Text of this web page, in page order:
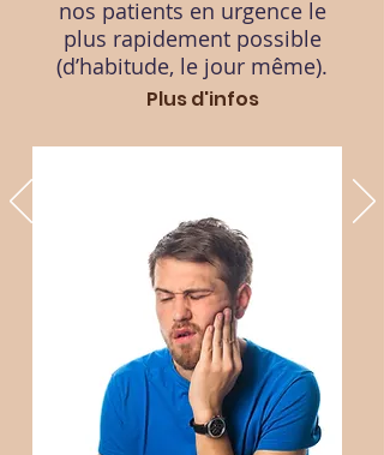
d'urgence, les services de base, le
nettoyage, les prothèses, les
couronnes, les plaques occlusales, les
blanchiments et les traitements de
nos patients en urgence le
plus rapidement possible
(d’habitude, le jour même).
Plus d'infos